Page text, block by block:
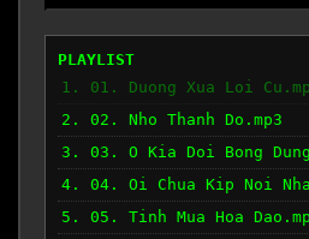
PLAYLIST
1. 01. Duong Xua Loi
2. 02. Nho Thanh Do.mp3
3. 03. O Kia Doi Bong
4. 04. Oi Chua Kip Noi
5. 05. Tinh Mua Hoa